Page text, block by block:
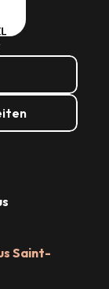
Saint-